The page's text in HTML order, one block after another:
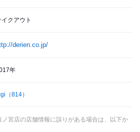
イクアウト
derien.co.jp/
年
（814）
宮店の店舗情報に誤りがある場合は、以下か